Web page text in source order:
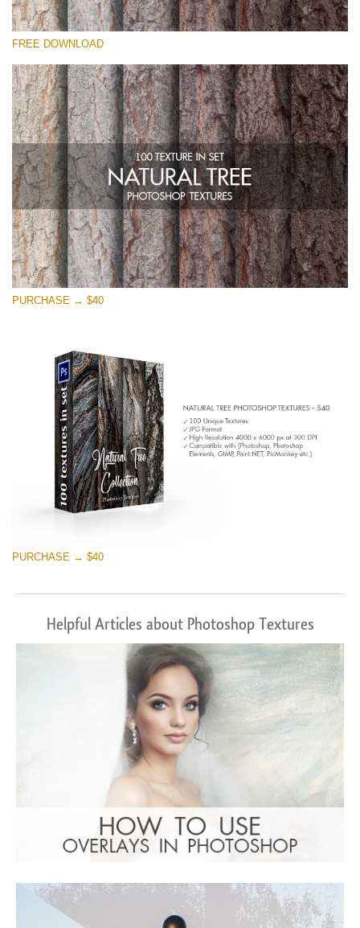
Proszę wybrać
Small 800*533px
Natural Tree
(100 Textures)
Large 6000*4000px
Entire Collection
(1783 Overlays)
Large 6000*4000px
Darmowe Pobieranie
FREE DOWNLOAD
PURCHASE → $40
PURCHASE → $40
Helpful Articles about Photoshop Textures